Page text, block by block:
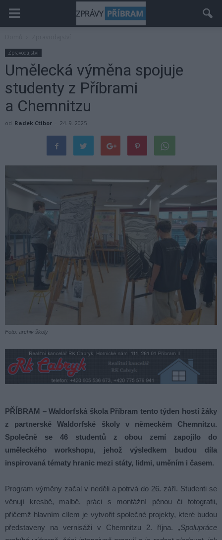
Zpravodajství
Umělecká výměna spojuje
studenty z Příbrami
a Chemnitzu
od Radek Ctibor - 24. 9. 2025
Foto: archiv školy
PŘÍBRAM – Waldorfská škola Příbram tento týden hostí žáky
z partnerské Waldorfské školy v německém Chemnitzu.
Společně se 46 studentů z obou zemí zapojilo do
uměleckého workshopu, jehož výsledkem budou díla
inspirovaná tématy hranic mezi státy, lidmi, uměním i časem.
Program výměny začal v neděli a potrvá do 26. září. Studenti se
věnují kresbě, malbě, práci s montážní pěnou či fotografii,
přičemž hlavním cílem je vytvořit společné projekty, které budou
představeny na vernisáži v Chemnitzu 2. října. „Spolupráce